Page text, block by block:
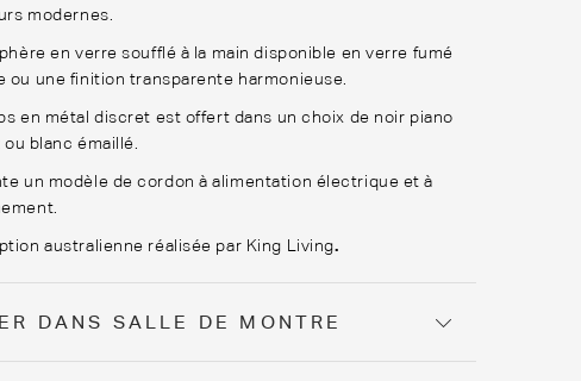
modernes.
en verre soufflé à la main disponible en verre fumé
ou une finition transparente harmonieuse.
en métal discret est offert dans un choix de noir piano
blanc émaillé.
un modèle de cordon à alimentation électrique et à
australienne réalisée par King Living.
DANS SALLE DE MONTRE